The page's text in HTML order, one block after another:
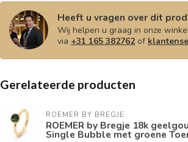
Heeft u vragen over dit
Wij helpen u graag in onze
via +31 165 382762of
Gerelateerde producten
ROEMER BY BREGJE
ROEMER by Bregje 18k
Single Bubble met groene